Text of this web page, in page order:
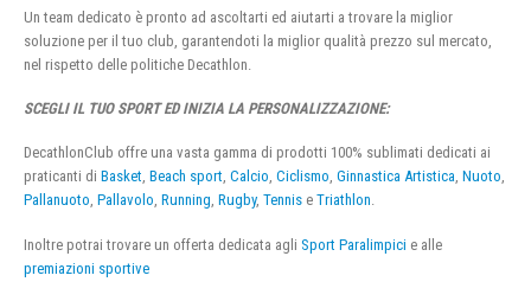
Un team dedicato è pronto ad ascoltarti ed aiutarti a trovare la miglior
soluzione per il tuo club, garantendoti la miglior qualità prezzo sul mercato,
nel rispetto delle politiche Decathlon.
SCEGLI IL TUO SPORT ED INIZIA LA PERSONALIZZAZIONE:
DecathlonClub offre una vasta gamma di prodotti 100% sublimati dedicati ai
praticanti di Basket, Beach sport, Calcio, Ciclismo, Ginnastica Artistica, Nuoto,
Pallanuoto, Pallavolo, Running, Rugby, Tennis e Triathlon.
Inoltre potrai trovare un offerta dedicata agli Sport Paralimpici e alle
premiazioni sportive